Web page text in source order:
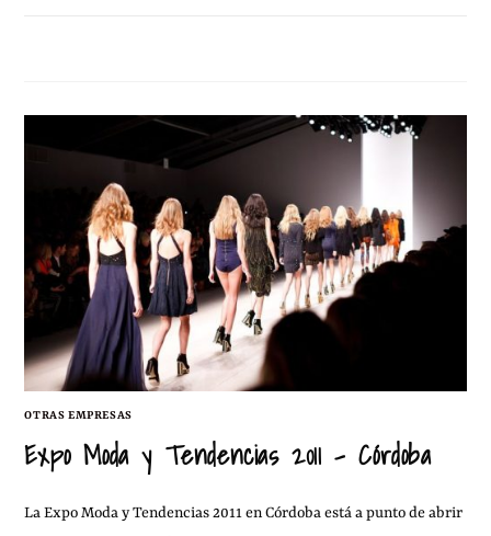
OTRAS EMPRESAS
Expo Moda y Tendencias 2011 – Córdoba
La Expo Moda y Tendencias 2011 en Córdoba está a punto de abrir